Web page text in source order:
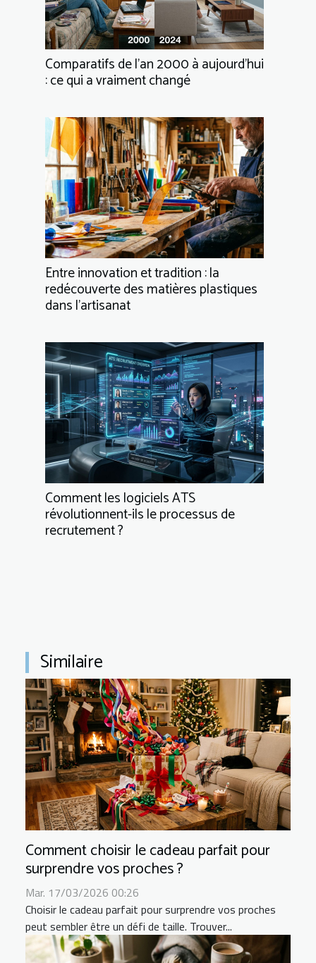
Comparatifs de l’an 2000 à aujourd’hui
: ce qui a vraiment changé
Entre innovation et tradition : la
redécouverte des matières plastiques
dans l’artisanat
Comment les logiciels ATS
révolutionnent-ils le processus de
recrutement ?
Similaire
Comment choisir le cadeau parfait pour
surprendre vos proches ?
Mar. 17/03/2026 00:26
Choisir le cadeau parfait pour surprendre vos proches
peut sembler être un défi de taille. Trouver...